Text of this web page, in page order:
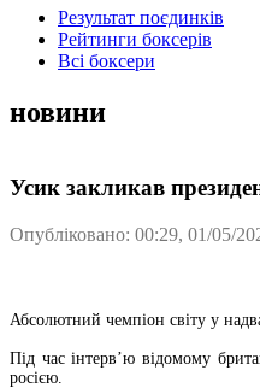
Результат поєдинків
Рейтинги боксерів
Всі боксери
новини
Усик закликав
Опубліковано: 00:29, 01/05/
Абсолютний чемпіон світу у
Під час інтерв’ю відомому
росією.